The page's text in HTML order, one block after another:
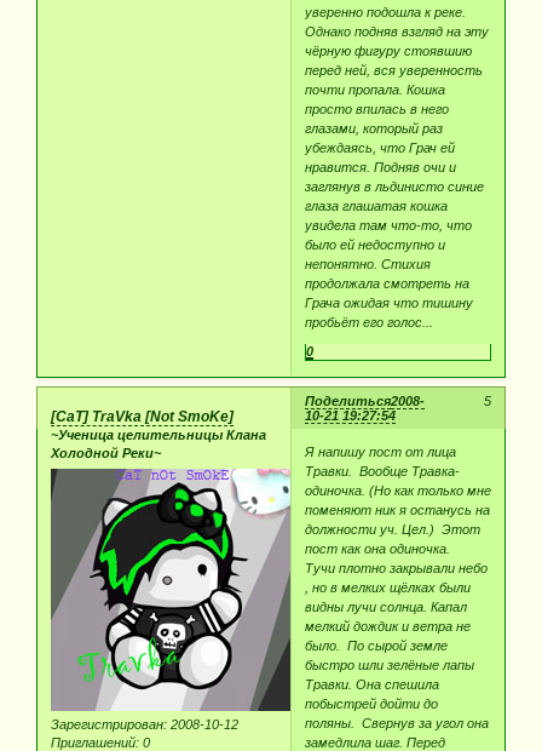
уверенно подошла к реке.
Однако подняв взгляд на эту
чёрную фигуру стоявшию
перед ней, вся уверенность
почти пропала. Кошка
просто впилась в него
глазами, который раз
убеждаясь, что Грач ей
нравится. Подняв очи и
заглянув в льдинисто синие
глаза глашатая кошка
увидела там что-то, что
было ей недоступно и
непонятно. Стихия
продолжала смотреть на
Грача ожидая что тишину
пробьёт его голос...
0
Поделиться 5
2008-
10-21 19:27:54
[CaT] TraVka [Not SmoKe]
~Ученица целительницы Клана
Холодной Реки~
Зарегистрирован: 2008-10-12
Приглашений: 0
Я напишу пост от лица
Травки. Вообще Травка-
одиночка. (Но как только мне
поменяют ник я останусь на
должности уч. Цел.) Этот
пост как она одиночка.
Тучи плотно закрывали небо
, но в мелких щёлках были
видны лучи солнца. Капал
мелкий дождик и ветра не
было. По сырой земле
быстро шли зелёные лапы
Травки. Она спешила
побыстрей дойти до
поляны. Свернув за угол она
замедлила шаг. Перед